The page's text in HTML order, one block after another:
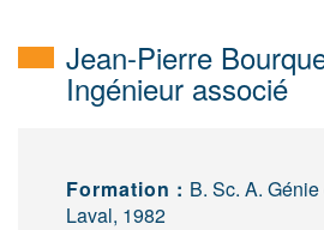
Jean-Pierre
Ingénieur associé
Formation : B. Sc. A.
Laval, 1982